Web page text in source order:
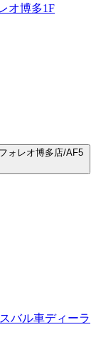
オ博多1F
ォレオ博多店/AF5
バル車ディーラ